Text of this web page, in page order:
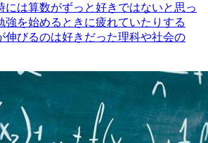
には算数がずっと好きではないと思っ
強を始めるときに疲れていたりする
伸びるのは好きだった理科や社会の